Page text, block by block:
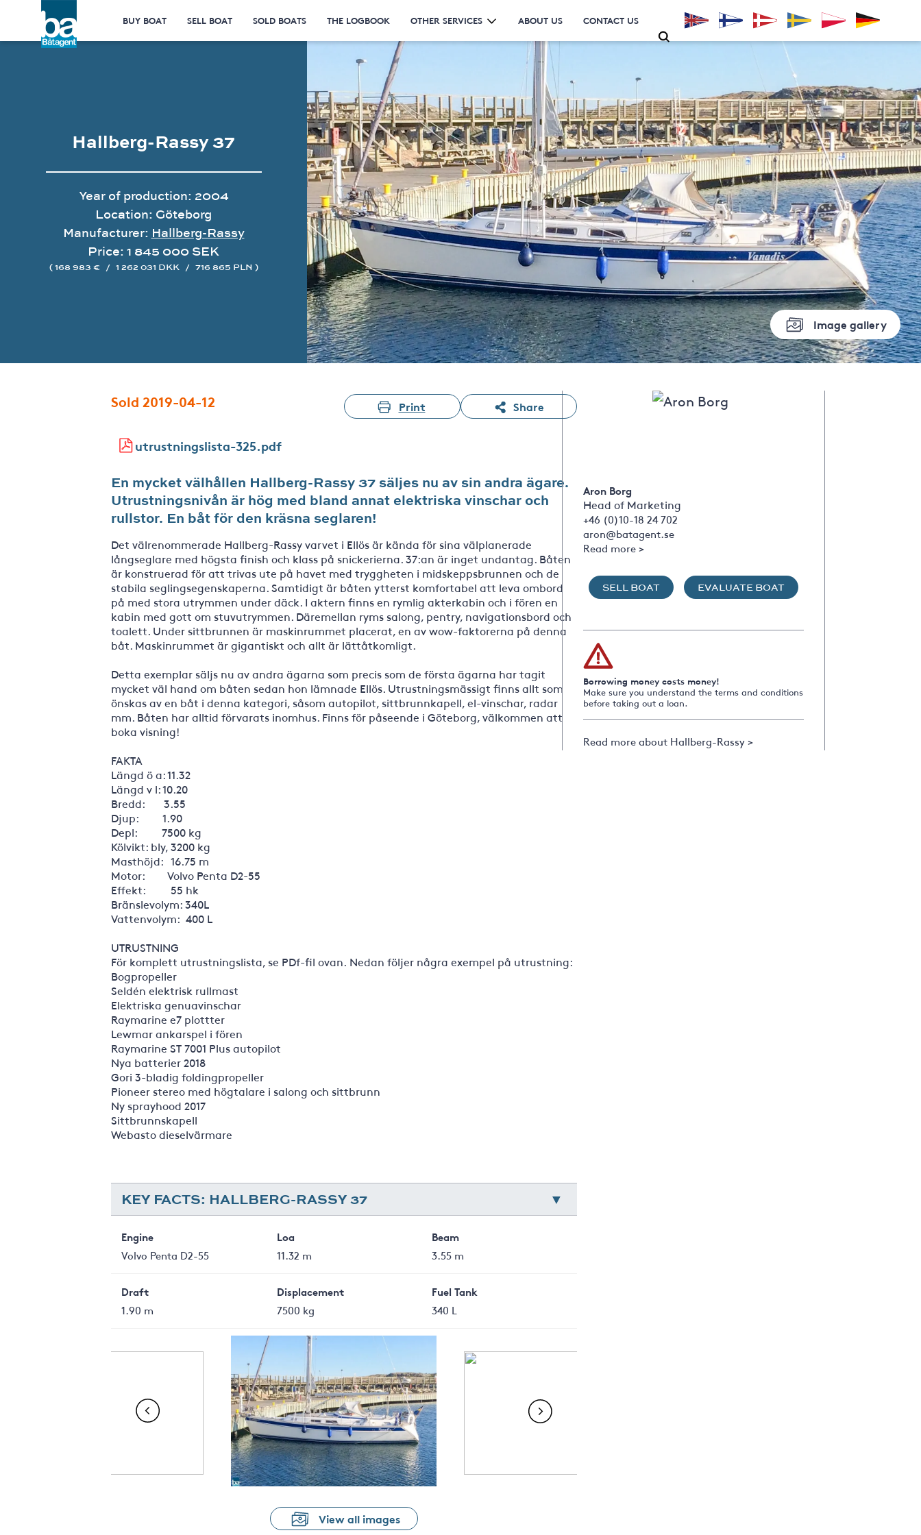
BUY BOAT SELL BOAT SOLD BOATS THE LOGBOOK OTHER SERVICES ABOUT US CONTACT US
Image gallery
Hallberg-Rassy 37
Year of production: 2004
Location: Göteborg
Manufacturer: Hallberg-Rassy
Price: 1 845 000 SEK
( 168 983 € / 1 262 031 DKK / 716 865 PLN )
Sold 2019-04-12 Print Share
utrustningslista-325.pdf
En mycket välhållen Hallberg-Rassy 37 säljes nu av sin andra ägare.
Utrustningsnivån är hög med bland annat elektriska vinschar och
rullstor. En båt för den kräsna seglaren!
Det välrenommerade Hallberg-Rassy varvet i Ellös är kända för sina välplanerade
långseglare med högsta finish och klass på snickerierna. 37:an är inget undantag. Båten
är konstruerad för att trivas ute på havet med tryggheten i midskeppsbrunnen och de
stabila seglingsegenskaperna. Samtidigt är båten ytterst komfortabel att leva ombord
på med stora utrymmen under däck. I aktern finns en rymlig akterkabin och i fören en
kabin med gott om stuvutrymmen. Däremellan ryms salong, pentry, navigationsbord och
toalett. Under sittbrunnen är maskinrummet placerat, en av wow-faktorerna på denna
båt. Maskinrummet är gigantiskt och allt är lättåtkomligt.
Detta exemplar säljs nu av andra ägarna som precis som de första ägarna har tagit
mycket väl hand om båten sedan hon lämnade Ellös. Utrustningsmässigt finns allt som
önskas av en båt i denna kategori, såsom autopilot, sittbrunnkapell, el-vinschar, radar
mm. Båten har alltid förvarats inomhus. Finns för påseende i Göteborg, välkommen att
boka visning!
FAKTA
Längd ö a: 11.32
Längd v l: 10.20
Bredd: 3.55
Djup: 1.90
Depl: 7500 kg
Kölvikt: bly, 3200 kg
Masthöjd: 16.75 m
Motor: Volvo Penta D2-55
Effekt: 55 hk
Bränslevolym: 340L
Vattenvolym: 400 L
UTRUSTNING
För komplett utrustningslista, se PDf-fil ovan. Nedan följer några exempel på utrustning:
Bogpropeller
Seldén elektrisk rullmast
Elektriska genuavinschar
Raymarine e7 plottter
Lewmar ankarspel i fören
Raymarine ST 7001 Plus autopilot
Nya batterier 2018
Gori 3-bladig foldingpropeller
Pioneer stereo med högtalare i salong och sittbrunn
Ny sprayhood 2017
Sittbrunnskapell
Webasto dieselvärmare
KEY FACTS: HALLBERG-RASSY 37
Engine
Volvo Penta D2-55
Loa
11.32 m
Beam
3.55 m
Draft
1.90 m
Displacement
7500 kg
Fuel Tank
340 L
View all images
Aron Borg
Head of Marketing
+46 (0)10-18 24 702
aron@batagent.se
Read more >
SELL BOAT EVALUATE BOAT
Borrowing money costs money!
Make sure you understand the terms and conditions
before taking out a loan.
Read more about Hallberg-Rassy >